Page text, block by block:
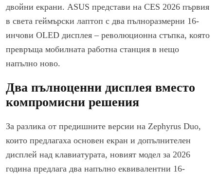
двойни екрани. ASUS представи на CES 2026 първия
в света геймърски лаптоп с два пълноразмерни 16-
инчови OLED дисплея – революционна стъпка, която
превръща мобилната работна станция в нещо
напълно ново.
Два пълноценни дисплея вместо
компромисни решения
За разлика от предишните версии на Zephyrus Duo,
които предлагаха основен екран и допълнителен
дисплей над клавиатурата, новият модел за 2026
година предлага два напълно еквивалентни 16-